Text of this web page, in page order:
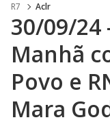
R7 Aclr
30/09/24
Manhã
Povo e
Mara